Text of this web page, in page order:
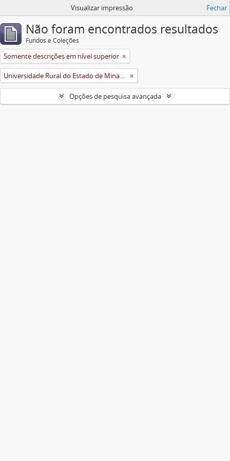
Visualizar impressão Fechar
Não foram encontrados resultados
Fundos e Coleções
Somente descrições em nível superior
Universidade Rural do Estado de Minas Gerais (Uremg)
Opções de pesquisa avançada